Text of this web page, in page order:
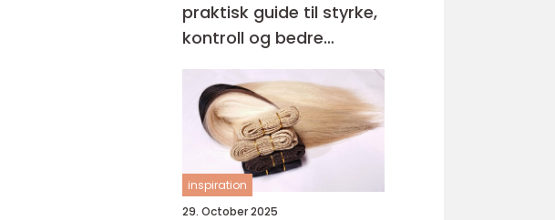
praktisk guide til styrke,
kontroll og bedre
hverdagsliv
inspiration
29. October 2025